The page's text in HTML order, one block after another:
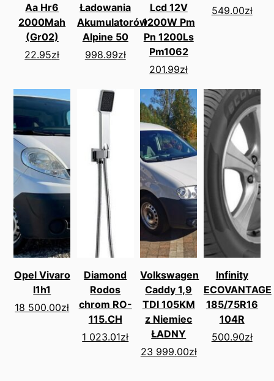
Aa Hr6
2000Mah
(Gr02)
22.95zł
Ładowania
Akumulatorów
Alpine 50
998.99zł
Lcd 12V
1200W Pm
Pn 1200Ls
Pm1062
201.99zł
549.00zł
Opel Vivaro
l1h1
18 500.00zł
Diamond
Rodos
chrom RO-
115.CH
1 023.01zł
Volkswagen
Caddy 1,9
TDI 105KM
z Niemiec
ŁADNY
23 999.00zł
Infinity
ECOVANTAGE
185/75R16
104R
500.90zł